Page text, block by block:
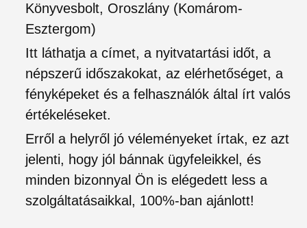
Könyvesbolt, Oroszlány (Komárom-
Esztergom)
Itt láthatja a címet, a nyitvatartási időt, a
népszerű időszakokat, az elérhetőséget, a
fényképeket és a felhasználók által írt valós
értékeléseket.
Erről a helyről jó véleményeket írtak, ez azt
jelenti, hogy jól bánnak ügyfeleikkel, és
minden bizonnyal Ön is elégedett less a
szolgáltatásaikkal, 100%-ban ajánlott!